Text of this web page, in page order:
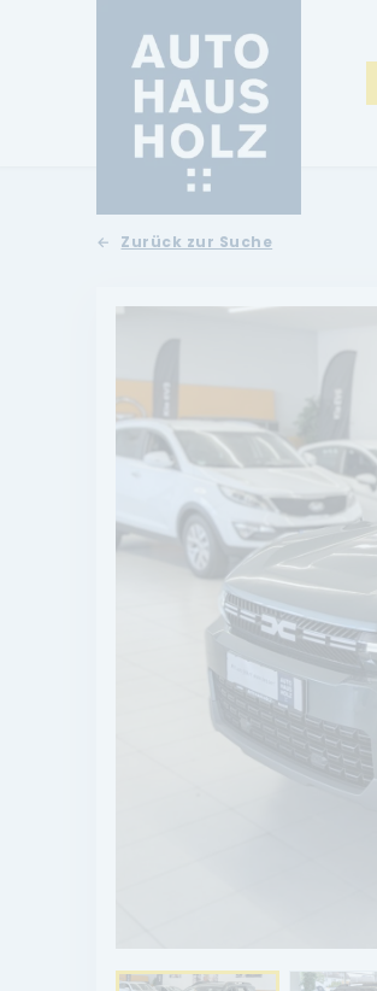
Zurück zur Suche